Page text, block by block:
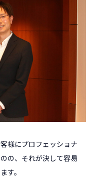
様にプロフェッショナ
の、それが決して容易
す。